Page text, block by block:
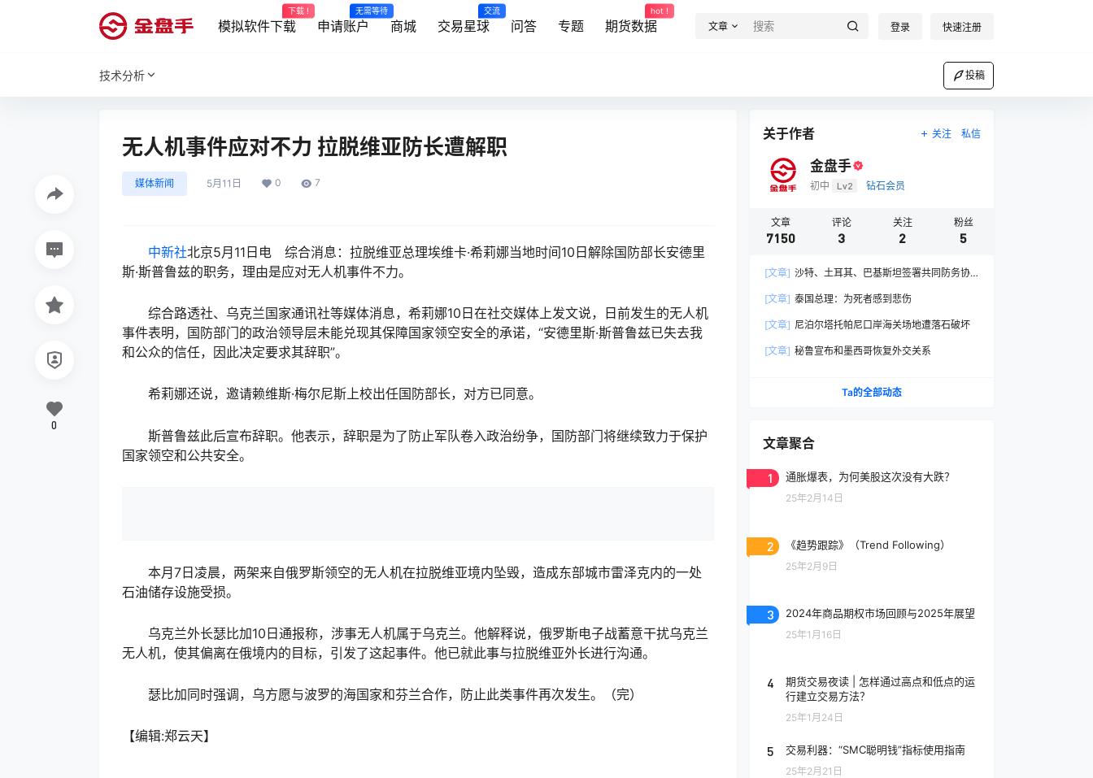
模拟软件下载
下载 !
申请账户
无需等待
商城 交易星球
交流
问答 专题 期货数据
hot !
文章 登录 快速注册
技术分析 投稿
无人机事件应对不力 拉脱维亚防长遭解职
媒体新闻 5月11日 0 7
中新社北京5月11日电 综合消息：拉脱维亚总理埃维卡·希莉娜当地时间10日解除国防部长安德里
斯·斯普鲁兹的职务，理由是应对无人机事件不力。
综合路透社、乌克兰国家通讯社等媒体消息，希莉娜10日在社交媒体上发文说，日前发生的无人机
事件表明，国防部门的政治领导层未能兑现其保障国家领空安全的承诺，“安德里斯·斯普鲁兹已失去我
和公众的信任，因此决定要求其辞职”。
希莉娜还说，邀请赖维斯·梅尔尼斯上校出任国防部长，对方已同意。
斯普鲁兹此后宣布辞职。他表示，辞职是为了防止军队卷入政治纷争，国防部门将继续致力于保护
国家领空和公共安全。
本月7日凌晨，两架来自俄罗斯领空的无人机在拉脱维亚境内坠毁，造成东部城市雷泽克内的一处
石油储存设施受损。
乌克兰外长瑟比加10日通报称，涉事无人机属于乌克兰。他解释说，俄罗斯电子战蓄意干扰乌克兰
无人机，使其偏离在俄境内的目标，引发了这起事件。他已就此事与拉脱维亚外长进行沟通。
瑟比加同时强调，乌方愿与波罗的海国家和芬兰合作，防止此类事件再次发生。（完）
【编辑:郑云天】
0
关于作者 关注 私信
金盘手
初中 Lv2 钻石会员
文章
7150
评论
3
关注
2
粉丝
5
[文章] 沙特、土耳其、巴基斯坦签署共同防务协
[文章] 泰国总理：为死者感到悲伤
[文章] 尼泊尔塔托帕尼口岸海关场地遭落石破坏
[文章] 秘鲁宣布和墨西哥恢复外交关系
Ta的全部动态
文章聚合
1 通胀爆表，为何美股这次没有大跌？
25年2月14日
2 《趋势跟踪》（Trend Following）
25年2月9日
3 2024年商品期权市场回顾与2025年展望
25年1月16日
4
期货交易夜读 | 怎样通过高点和低点的运
行建立交易方法？
25年1月24日
5 交易利器：“SMC聪明钱”指标使用指南
25年2月21日